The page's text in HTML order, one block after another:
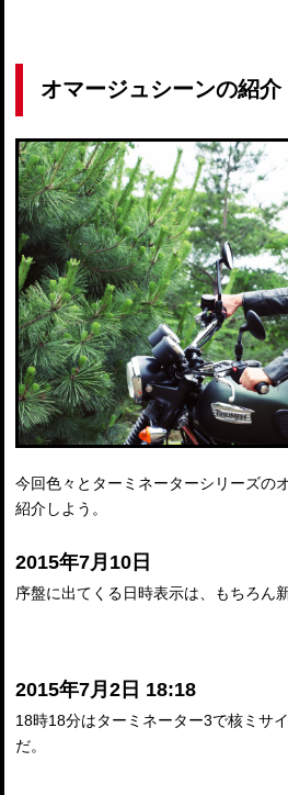
オマージュシーンの紹介
今回色々とターミネーターシリーズの
紹介しよう。
2015年7月10日
序盤に出てくる日時表示は、もちろん
2015年7月2日 18:18
18時18分はターミネーター3で核ミサ
だ。